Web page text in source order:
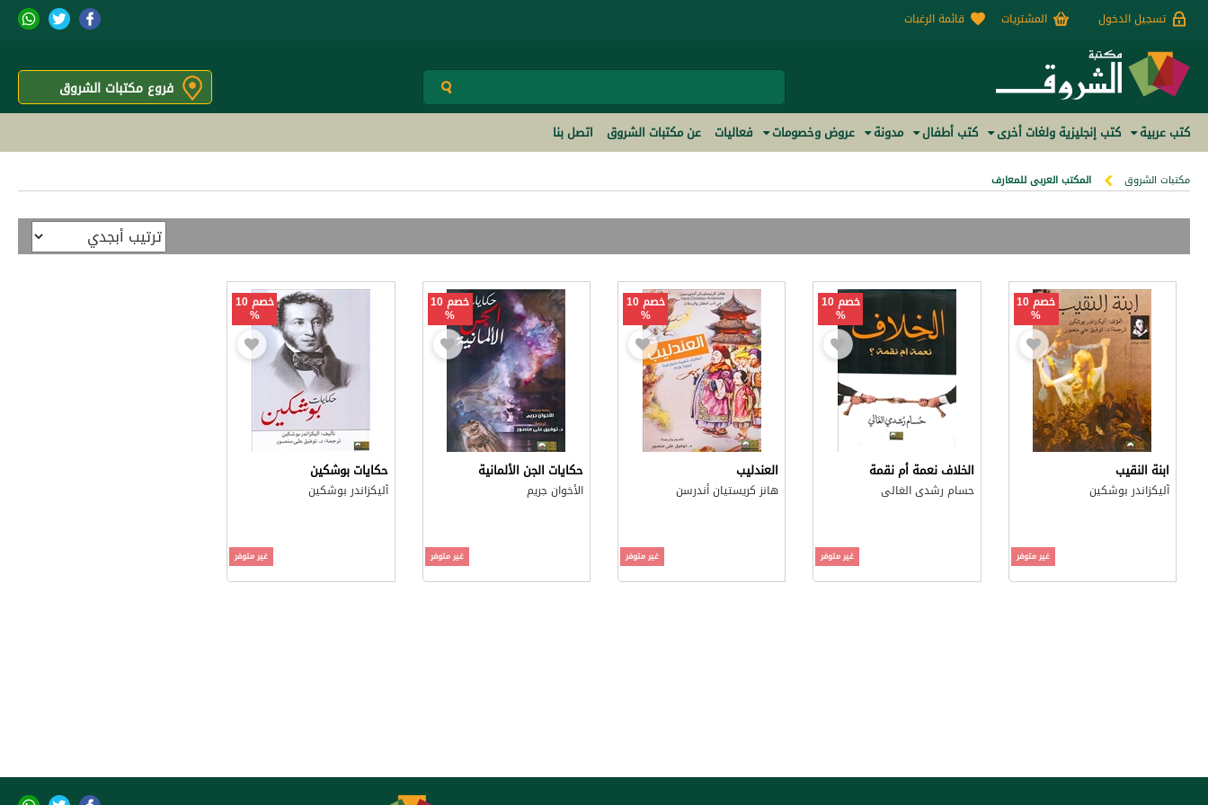
تسجيل الدخول المشتريات قائمة الرغبات
فروع مكتبات الشروق
كتب عربية كتب إنجليزية ولغات أخرى كتب أطفال مدونة عروض وخصومات فعاليات عن مكتبات الشروق اتصل بنا
مكتبات الشروق المكتب العربى للمعارف
خصم 10
%
ابنة النقيب
آليكزاندر بوشكين
غير متوفر
خصم 10
%
الخلاف نعمة أم نقمة
حسام رشدى الغالى
غير متوفر
خصم 10
%
العندليب
هانز كريستيان أندرسن
غير متوفر
خصم 10
%
حكايات الجن الألمانية
الأخوان جريم
غير متوفر
خصم 10
%
حكايات بوشكين
آليكزاندر بوشكين
غير متوفر